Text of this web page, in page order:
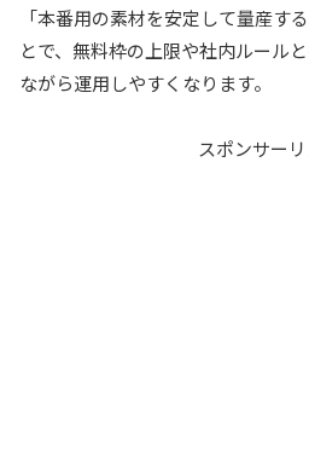
「本番用の素材を安定して量産す
とで、無料枠の上限や社内ルール
ながら運用しやすくなります。
スポンサー